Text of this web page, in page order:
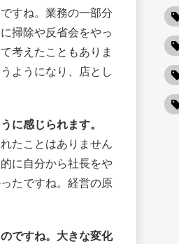
すね。業務の一部分
掃除や反省会をやっ
考えたこともありま
ようになり、店とし
に感じられます。
たことはありません
に自分から社長をや
たですね。経営の原
ですね。大きな変化